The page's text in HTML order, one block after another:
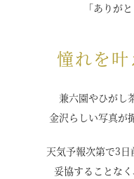
「ありが
憧れを
兼六園やひがし
金沢らしい写真が
天気予報次第で3
妥協することな